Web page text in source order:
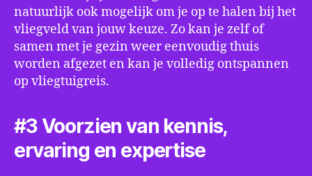
natuurlijk ook mogelijk om je op te halen bij het
vliegveld van jouw keuze. Zo kan je zelf of
samen met je gezin weer eenvoudig thuis
worden afgezet en kan je volledig ontspannen
op vliegtuigreis.
#3 Voorzien van kennis,
ervaring en expertise